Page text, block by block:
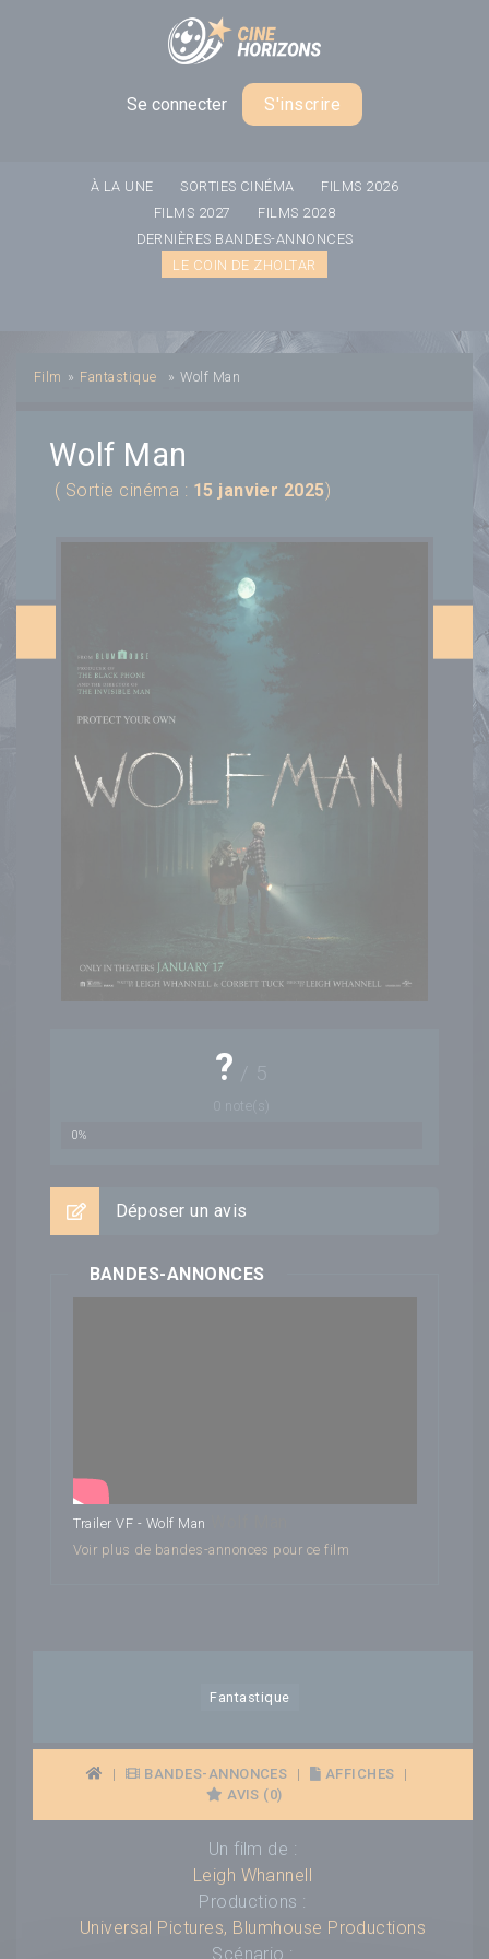
Se connecter S'inscrire
À LA UNE SORTIES CINÉMA
FILMS 2026
FILMS 2027
FILMS 2028
DERNIÈRES BANDES-ANNONCES
LE COIN DE ZHOLTAR
Film » Fantastique » Wolf Man
Wolf Man
( Sortie cinéma : 15 janvier 2025)
? / 5
note(s)
0%
Déposer un avis
BANDES-ANNONCES
Trailer VF - Wolf Man
Voir plus de bandes-annonces pour ce film
Fantastique
| BANDES-ANNONCES | AFFICHES
|
AVIS (0)
Un film de :
Leigh Whannell
Productions :
Universal Pictures, Blumhouse Productions
Scénario :
Panneau de gestion des cookies